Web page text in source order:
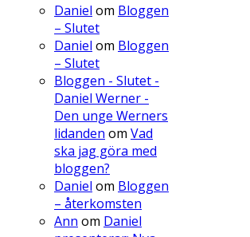
Daniel om Bloggen
– Slutet
Daniel om Bloggen
– Slutet
Bloggen - Slutet -
Daniel Werner -
Den unge Werners
lidanden om Vad
ska jag göra med
bloggen?
Daniel om Bloggen
– återkomsten
Ann om Daniel